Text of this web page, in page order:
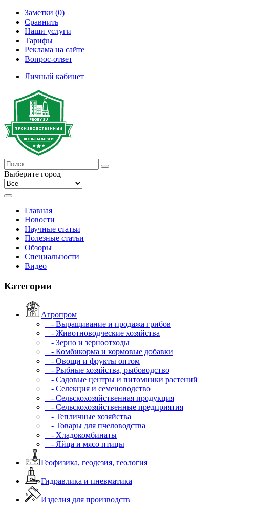
Заметки (0)
Сравнить
Наши услуги
Тарифы
Реклама на сайте
Вопрос-ответ
Личный кабинет
Выберите город
Главная
Новости
Научные статьи
Полезные статьи
Обзоры
Специальности
Видео
Категории
Агропром
- Выращивание и продажа грибов
- Животноводческие хозяйства
- Зерно и зерноотходы
- Комбикорма и кормовые добавки
- Овощи и фрукты оптом
- Рыбные хозяйства, рыбоводство
- Садовые центры и питомники растений
- Селекция и семеноводство
- Сельскохозяйственная продукция
- Сельскохозяйственные предприятия
- Тепличные хозяйства
- Товары для пчеловодства
- Хладокомбинаты
- Яйца и мясо птицы
Геофизика, геодезия, геология
Гидравлика и пневматика
Изделия для производств